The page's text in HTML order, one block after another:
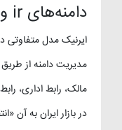
دامنه‌های ir و ایرنیک چه فرقی دارند؟
مالک، رابط اداری،
در بازار ایران به آن